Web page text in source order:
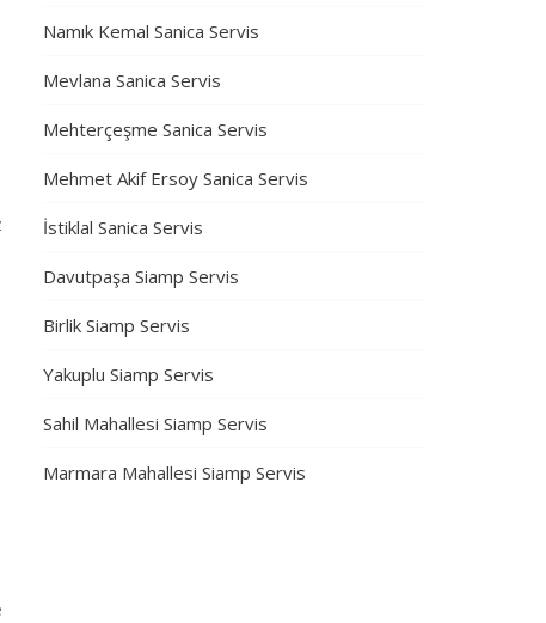
Namık Kemal Sanica Servis
Mevlana Sanica Servis
Mehterçeşme Sanica Servis
Mehmet Akif Ersoy Sanica Servis
İstiklal Sanica Servis
Davutpaşa Siamp Servis
Birlik Siamp Servis
Yakuplu Siamp Servis
Sahil Mahallesi Siamp Servis
Marmara Mahallesi Siamp Servis